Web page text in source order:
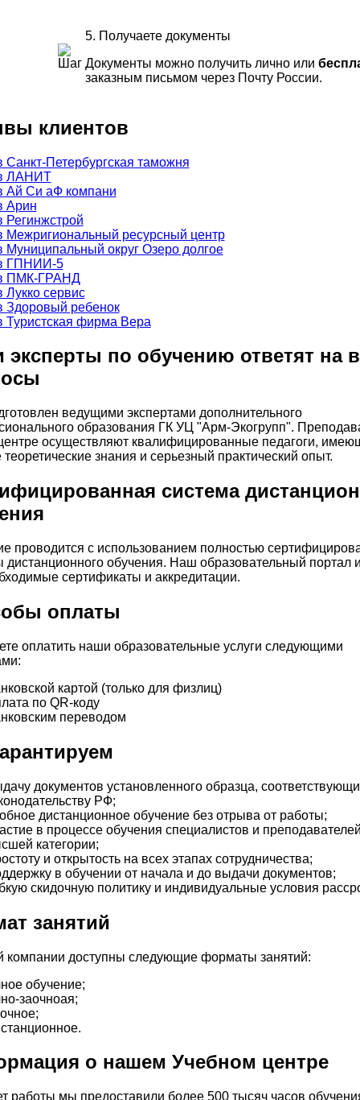
5. Получаете документы
Документы можно получить лично или
заказным письмом через Почту России.
клиентов
эксперты по обучению ответят на
ведущими экспертами дополнительного
образования ГК УЦ "Арм-Экогрупп".
осуществляют квалифицированные педагоги,
теоретические знания и серьезный практический опыт.
система
проводится с использованием полностью
дистанционного обучения. Наш образовательный портал
сертификаты и аккредитации.
оплаты
оплатить наши образовательные услуги следующими
картой (только для физлиц)
по QR-коду
переводом
документов установленного образца,
РФ;
дистанционное обучение без отрыва от работы;
в процессе обучения специалистов и
категории;
и открытость на всех этапах сотрудничества;
в обучении от начала и до выдачи документов;
скидочную политику и индивидуальные условия
занятий
компании доступны следующие форматы занятий:
обучение;
заочноая;
о нашем Учебном центре
работы мы предоставили более 500 тысяч часов